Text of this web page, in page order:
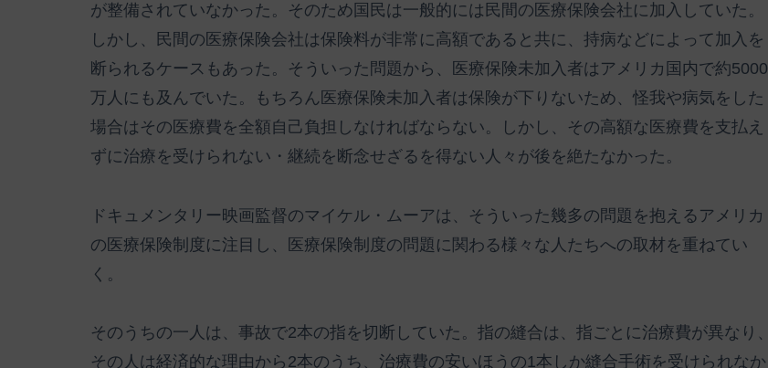
が整備されていなかった。そのため国民は一般的には民間の医療保険会社に加入していた。
しかし、民間の医療保険会社は保険料が非常に高額であると共に、持病などによって加入を
断られるケースもあった。そういった問題から、医療保険未加入者はアメリカ国内で約5000
万人にも及んでいた。もちろん医療保険未加入者は保険が下りないため、怪我や病気をした
場合はその医療費を全額自己負担しなければならない。しかし、その高額な医療費を支払え
ずに治療を受けられない・継続を断念せざるを得ない人々が後を絶たなかった。
ドキュメンタリー映画監督のマイケル・ムーアは、そういった幾多の問題を抱えるアメリカ
の医療保険制度に注目し、医療保険制度の問題に関わる様々な人たちへの取材を重ねてい
く。
そのうちの一人は、事故で2本の指を切断していた。指の縫合は、指ごとに治療費が異なり、
その人は経済的な理由から2本のうち、治療費の安いほうの1本しか縫合手術を受けられなか